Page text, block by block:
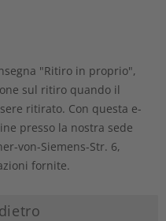
"Ritiro in proprio",
sul ritiro quando il
ritirato. Con questa e-
presso la nostra sede
von-Siemens-Str. 6,
fornite.